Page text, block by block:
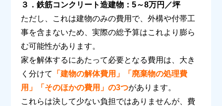
３．鉄筋コンクリート造建物：5～8万円／坪
ただし、これは建物のみの費用で、外構や付帯工
事を含まないため、実際の総予算はこれより膨ら
む可能性があります。
家を解体するにあたって必要となる費用は、大き
く分けて
「建物の解体費用」「廃棄物の処理費
用」「そのほかの費用」の3つがあります。
これらは決して少ない負担ではありませんが、費